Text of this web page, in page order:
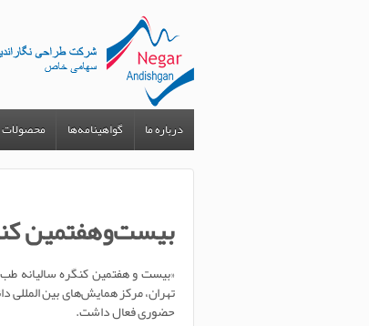
درباره ما گواهینامه‌ها محصولات
بیست‌وهفتمین
تهران، مرکز همایش‌های بین
حضوری فعال داشت.